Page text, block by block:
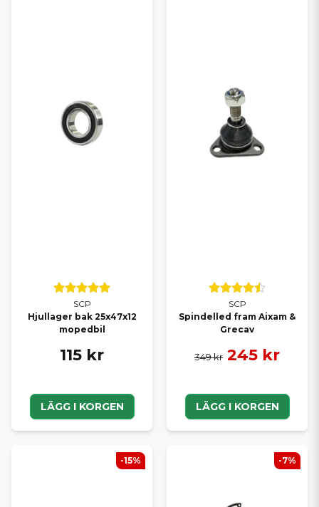
TRYGGT VAL FÖR DIN
MOPEDBIL
Oavsett om du kör Ligier, Aixam, Microcar, Chatenet, Casalini
SCP
Hjullager bak 25x47x12
mopedbil
115 kr
LÄGG I KORGEN
SCP
Spindelled fram Aixam &
Grecav
349 kr 245 kr
LÄGG I KORGEN
-15% -7%